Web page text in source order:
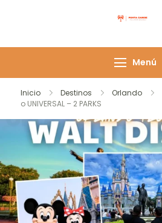
Menú
Inicio Destinos Orlando
o UNIVERSAL – 2 PARKS